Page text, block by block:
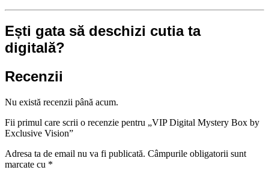
Ești gata să deschizi cutia ta
digitală?
Recenzii
Nu există recenzii până acum.
Fii primul care scrii o recenzie pentru „VIP Digital Mystery Box by
Exclusive Vision”
Adresa ta de email nu va fi publicată. Câmpurile obligatorii sunt
marcate cu *